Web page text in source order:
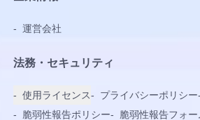
- 運営会社
法務・セキュリティ
- 使用ライセンス- プライバシーポリシー-
-
脆弱性報告ポリシー- 脆弱性報告フォー